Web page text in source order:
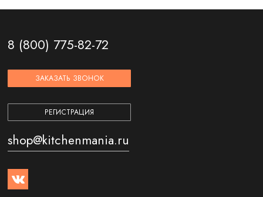
8 (800) 775-82-72
ЗАКАЗАТЬ ЗВОНОК
РЕГИСТРАЦИЯ
shop@kitchenmania.ru